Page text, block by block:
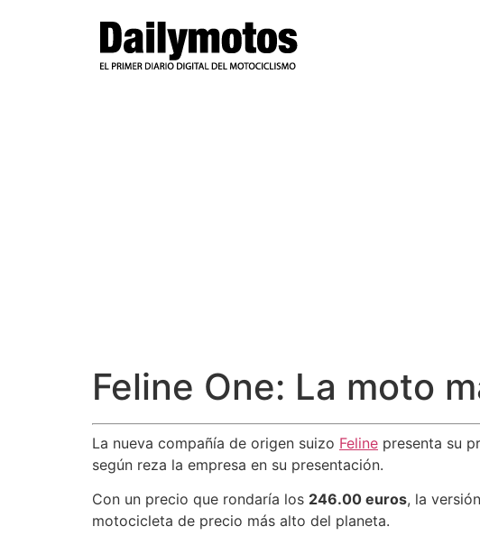
Feline One: La moto
La nueva compañía de origen suizo Feline presenta su
según reza la empresa en su presentación.
Con un precio que rondaría los 246.00 euros, la
motocicleta de precio más alto del planeta.